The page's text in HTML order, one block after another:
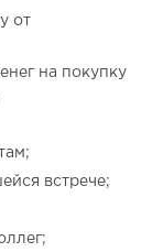
от
на покупку
встрече;